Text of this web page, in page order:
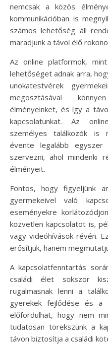
nemcsak a közös
kommunikációban is
számos lehetőség áll
maradjunk a távol élő
Az online platformok,
lehetőséget adnak arra,
unokatestvérek
megosztásával
élményeinket, és így a
kapcsolatunkat. Az
személyes találkozók is
évente legalább
szervezni, ahol mindenki
élményeit.
Fontos, hogy figyeljünk
gyermekeivel való
eseményekre
közvetlen kapcsolatot is,
vagy videóhívások révén.
erősítjük, hanem
A kapcsolatfenntartás
családi élet sokszor
rugalmasnak lenni a
gyerekek fejlődése és a
előfordulhat, hogy nem
tudatosan törekszünk a
távon biztosítja a családi